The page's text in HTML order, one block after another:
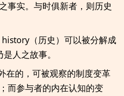
事实。与时俱新者，则历史
（历史）可以被分解成
人之故事。
在的，可被观察的制度变革
而参与者的内在认知的变